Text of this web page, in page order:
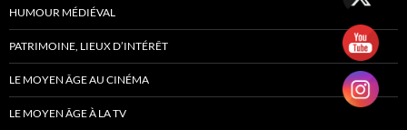
HUMOUR MÉDIÉVAL
PATRIMOINE, LIEUX D’INTÉRÊT
LE MOYEN ÂGE AU CINÉMA
LE MOYEN ÂGE À LA TV